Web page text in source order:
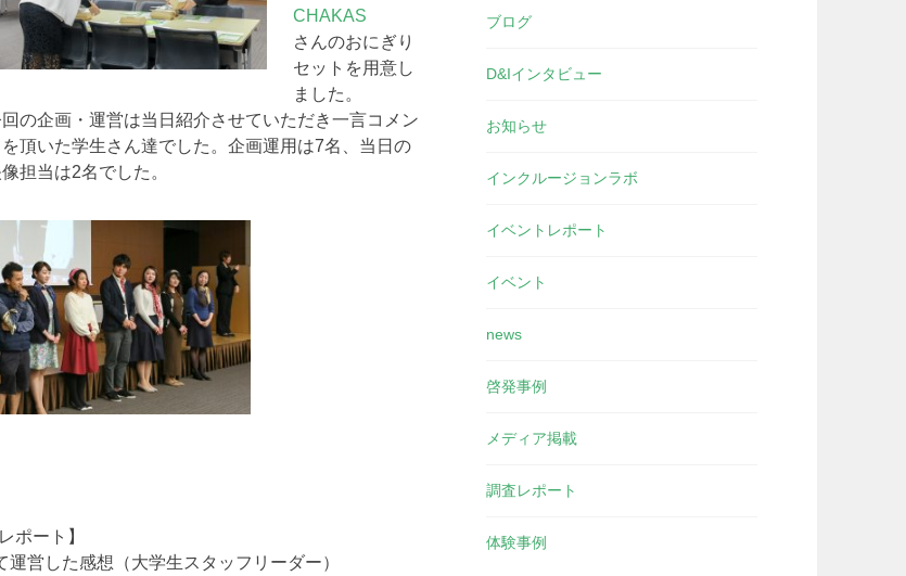
CHAKAS
さんのおにぎり
セットを用意し
ました。
の企画・運営は当日紹介させていただき一言コメン
を頂いた学生さん達でした。企画運用は7名、当日の
担当は2名でした。
ポート】
営した感想（大学生スタッフリーダー）
ブログ
D&Iインタビュー
お知らせ
インクルージョンラボ
イベントレポート
イベント
news
啓発事例
メディア掲載
調査レポート
体験事例